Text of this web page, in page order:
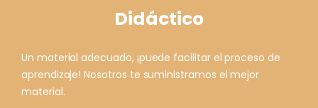
Didáctico
Un material adecuado, ¡puede facilitar el proceso de
aprendizaje! Nosotros te suministramos el mejor
material.